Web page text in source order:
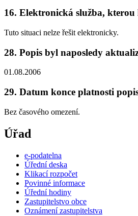
16. Elektronická služba, kterou
Tuto situaci nelze řešit elektronicky.
28. Popis byl naposledy
01.08.2006
29. Datum konce platnosti
Bez časového omezení.
Úřad
e-podatelna
Úřední deska
Klikací rozpočet
Povinné informace
Úřední hodiny
Zastupitelstvo obce
Oznámení zastupitelstva